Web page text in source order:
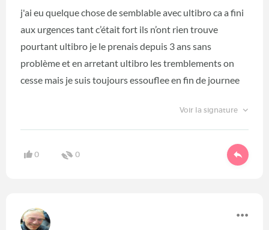
j'ai eu quelque chose de semblable avec ultibro ca a fini
aux urgences tant c’était fort ils n’ont rien trouve
pourtant ultibro je le prenais depuis 3 ans sans
problème et en arretant ultibro les tremblements on
cesse mais je suis toujours essouflee en fin de journee
Voir la signature
0 0